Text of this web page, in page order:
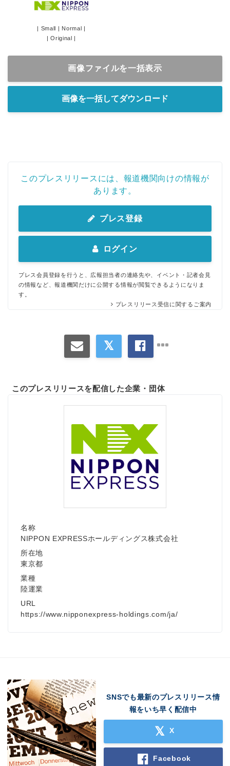
| Small | Normal |
|Original |
画像ファイルを一括表示
画像を一括してダウンロード
このプレスリリースには、報道機関向けの情報が
あります。
プレス登録
ログイン
プレス会員登録を行うと、広報担当者の連絡先や、イベント・記者会見
の情報など、報道機関だけに公開する情報が閲覧できるようになりま
す。
プレスリリース受信に関するご案内
このプレスリリースを配信した企業・団体
名称
NIPPON EXPRESSホールディングス株式会社
所在地
東京都
業種
陸運業
URL
https://www.nipponexpress-holdings.com/ja/
SNSでも最新のプレスリリース情
報をいち早く配信中
X
Facebook